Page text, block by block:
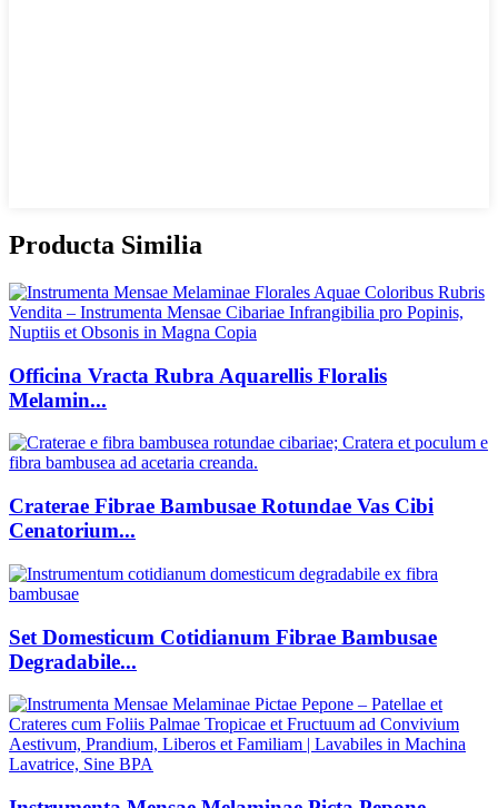
Producta Similia
Officina Vracta Rubra Aquarellis Floralis
Melamin...
Craterae Fibrae Bambusae Rotundae Vas Cibi
Cenatorium...
Set Domesticum Cotidianum Fibrae Bambusae
Degradabile...